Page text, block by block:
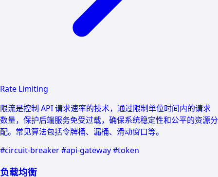
Rate Limiting
限流是控制 API 请求速率的技术，通过限制单位时间内的请求
数量，保护后端服务免受过载，确保系统稳定性和公平的资源分
配。常见算法包括令牌桶、漏桶、滑动窗口等。
#circuit-breaker#api-gateway#token
负载均衡